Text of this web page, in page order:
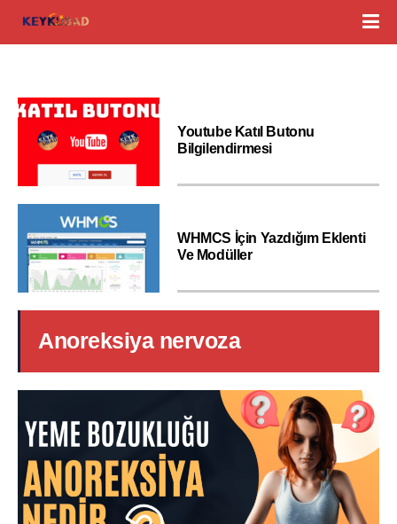
Youtube Katıl Butonu
Bilgilendirmesi
WHMCS İçin Yazdığım Eklenti
Ve Modüller
Anoreksiya nervoza